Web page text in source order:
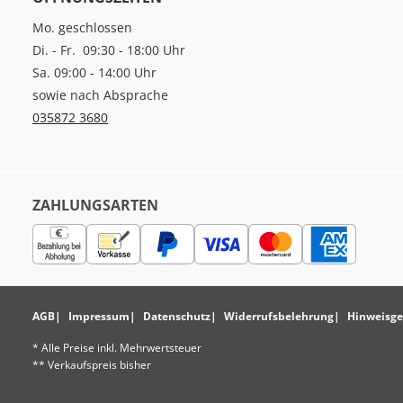
Mo. geschlossen
Di. - Fr. 09:30 - 18:00 Uhr
Sa. 09:00 - 14:00 Uhr
sowie nach Absprache
035872 3680
ZAHLUNGSARTEN
AGB Impressum Datenschutz Widerrufsbelehrung
* Alle Preise inkl. Mehrwertsteuer
** Verkaufspreis bisher